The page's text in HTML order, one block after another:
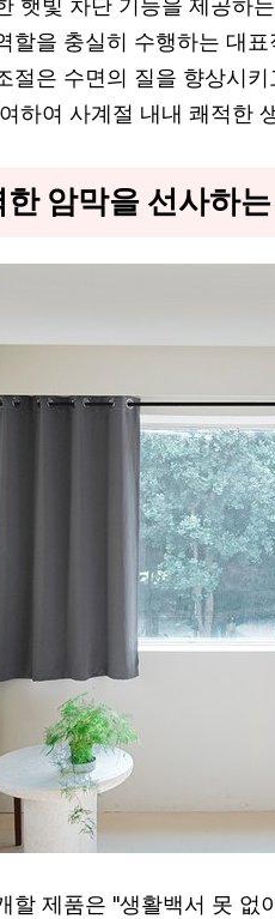
할을 충실히 수행하는 대
절은 수면의 질을 향상시
하여 사계절 내내 쾌적한
한 암막을 선사하
할 제품은 "생활백서 못 없